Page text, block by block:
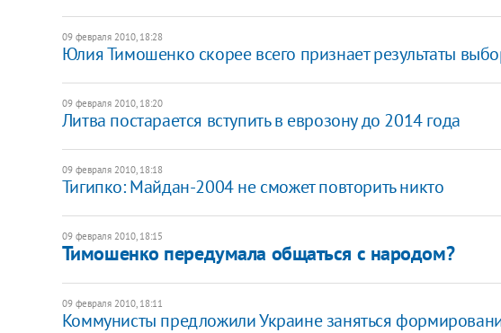
09 февраля 2010, 18:28
Юлия Тимошенко скорее всего признает результаты
09 февраля 2010, 18:20
Литва постарается вступить в еврозону до 2014 года
09 февраля 2010, 18:18
Тигипко: Майдан-2004 не сможет повторить никто
09 февраля 2010, 18:15
Тимошенко передумала общаться с народом?
09 февраля 2010, 18:11
Коммунисты предложили Украине заняться